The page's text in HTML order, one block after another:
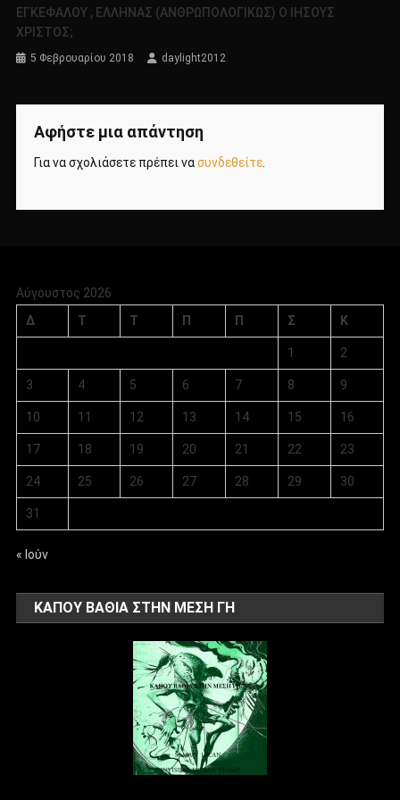
ΕΓΚΕΦΑΛΟΥ , ΕΛΛΗΝΑΣ (ΑΝΘΡΩΠΟΛΟΓΙΚΩΣ) Ο ΙΗΣΟΥΣ
ΧΡΙΣΤΟΣ;
5 Φεβρουαρίου 2018 daylight2012
Αφήστε μια απάντηση
Για να σχολιάσετε πρέπει νασυνδεθείτε.
Αύγουστος 2026
Δ
Τ Τ Π Π Σ Κ
1 2
3 4 5 6 7 8 9
10 11 12 13 14 15 16
17 18 19 20 21 22 23
24 25 26 27 28 29 30
31
« Ιούν
ΚΑΠΟΥ ΒΑΘΙΑ ΣΤΗΝ ΜΕΣΗ ΓΗ